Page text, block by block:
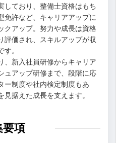
しており、整備士資格はもち
免許など、キャリアアップに
クアップ。努力や成長は資格
評価され、スキルアップが収
。
、新入社員研修からキャリア
ュアップ研修まで、段階に応
ー制度や社内検定制度もあ
据えた成長を支えます。
要項